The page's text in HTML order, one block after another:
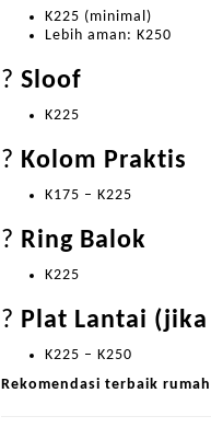
K225 (minimal)
Lebih aman: K250
? Sloof
K225
? Kolom Praktis
K175 – K225
? Ring Balok
K225
? Plat Lantai (jika
K225 – K250
Rekomendasi terbaik